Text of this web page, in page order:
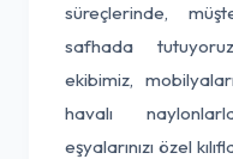
süreçlerinde,
safhada
ekibimiz,
havalı
eşyalarınızı özel